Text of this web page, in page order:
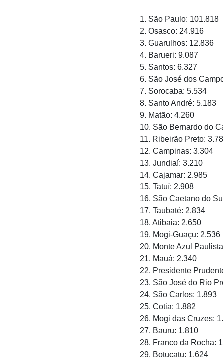
1. São Paulo: 101.818
2. Osasco: 24.916
3. Guarulhos: 12.836
4. Barueri: 9.087
5. Santos: 6.327
6. São José dos
7. Sorocaba: 5.534
8. Santo André: 5.183
9. Matão: 4.260
10. São Bernardo do
11. Ribeirão Preto:
12. Campinas: 3.304
13. Jundiaí: 3.210
14. Cajamar: 2.985
15. Tatuí: 2.908
16. São Caetano do
17. Taubaté: 2.834
18. Atibaia: 2.650
19. Mogi-Guaçu: 2.536
20. Monte Azul
21. Mauá: 2.340
22. Presidente
23. São José do Rio
24. São Carlos: 1.893
25. Cotia: 1.882
26. Mogi das Cruzes:
27. Bauru: 1.810
28. Franco da Rocha:
29. Botucatu: 1.624